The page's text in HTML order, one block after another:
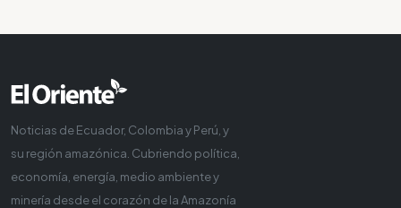
Noticias de Ecuador, Colombia y Perú, y
su región amazónica. Cubriendo política,
economía, energía, medio ambiente y
minería desde el corazón de la Amazonía